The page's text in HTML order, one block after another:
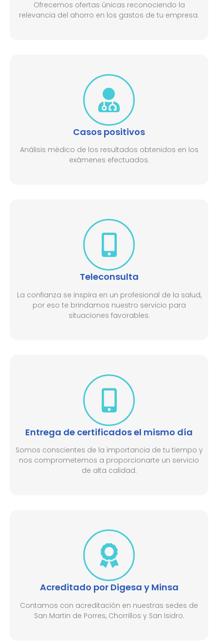
Ofrecemos ofertas únicas reconociendo la
relevancia del ahorro en los gastos de tu empresa.
Casos positivos
Análisis médico de los resultados obtenidos en los
exámenes efectuados.
Teleconsulta
La confianza se inspira en un profesional de la salud,
por eso te brindamos nuestro servicio para
situaciones favorables.
Entrega de certificados el mismo día
Somos conscientes de la importancia de tu tiempo y
nos comprometemos a proporcionarte un servicio
de alta calidad.
Acreditado por Digesa y Minsa​
Contamos con acreditación en nuestras sedes de
San Martin de Porres, Chorrillos y San Isidro.